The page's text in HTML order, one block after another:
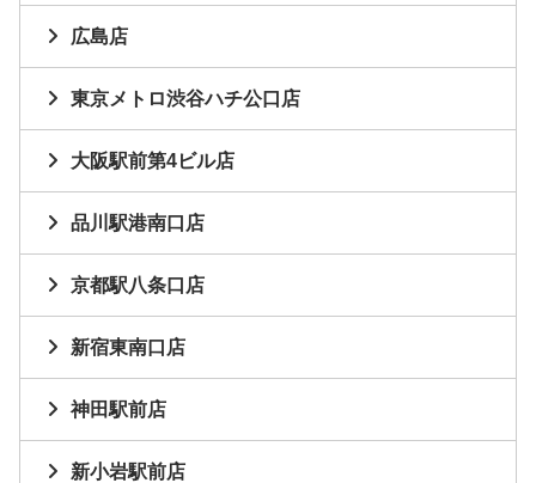
広島店
東京メトロ渋谷ハチ公口店
大阪駅前第4ビル店
品川駅港南口店
京都駅八条口店
新宿東南口店
神田駅前店
新小岩駅前店